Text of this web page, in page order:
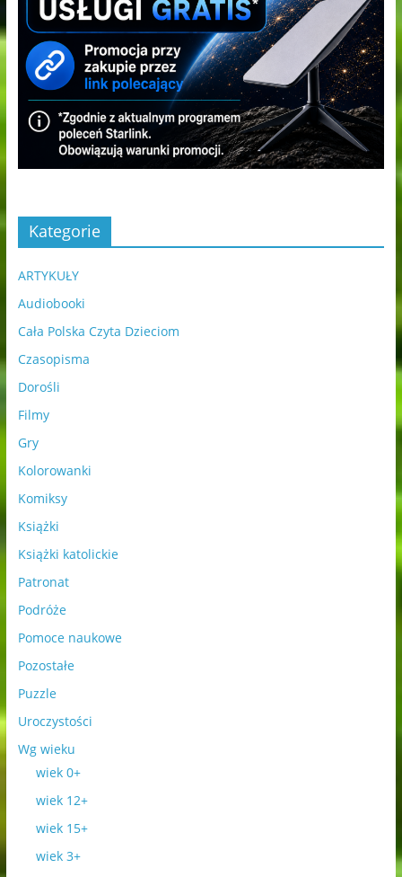
Kategorie
ARTYKUŁY
Audiobooki
Cała Polska Czyta Dzieciom
Czasopisma
Dorośli
Filmy
Gry
Kolorowanki
Komiksy
Książki
Książki katolickie
Patronat
Podróże
Pomoce naukowe
Pozostałe
Puzzle
Uroczystości
Wg wieku
wiek 0+
wiek 12+
wiek 15+
wiek 3+